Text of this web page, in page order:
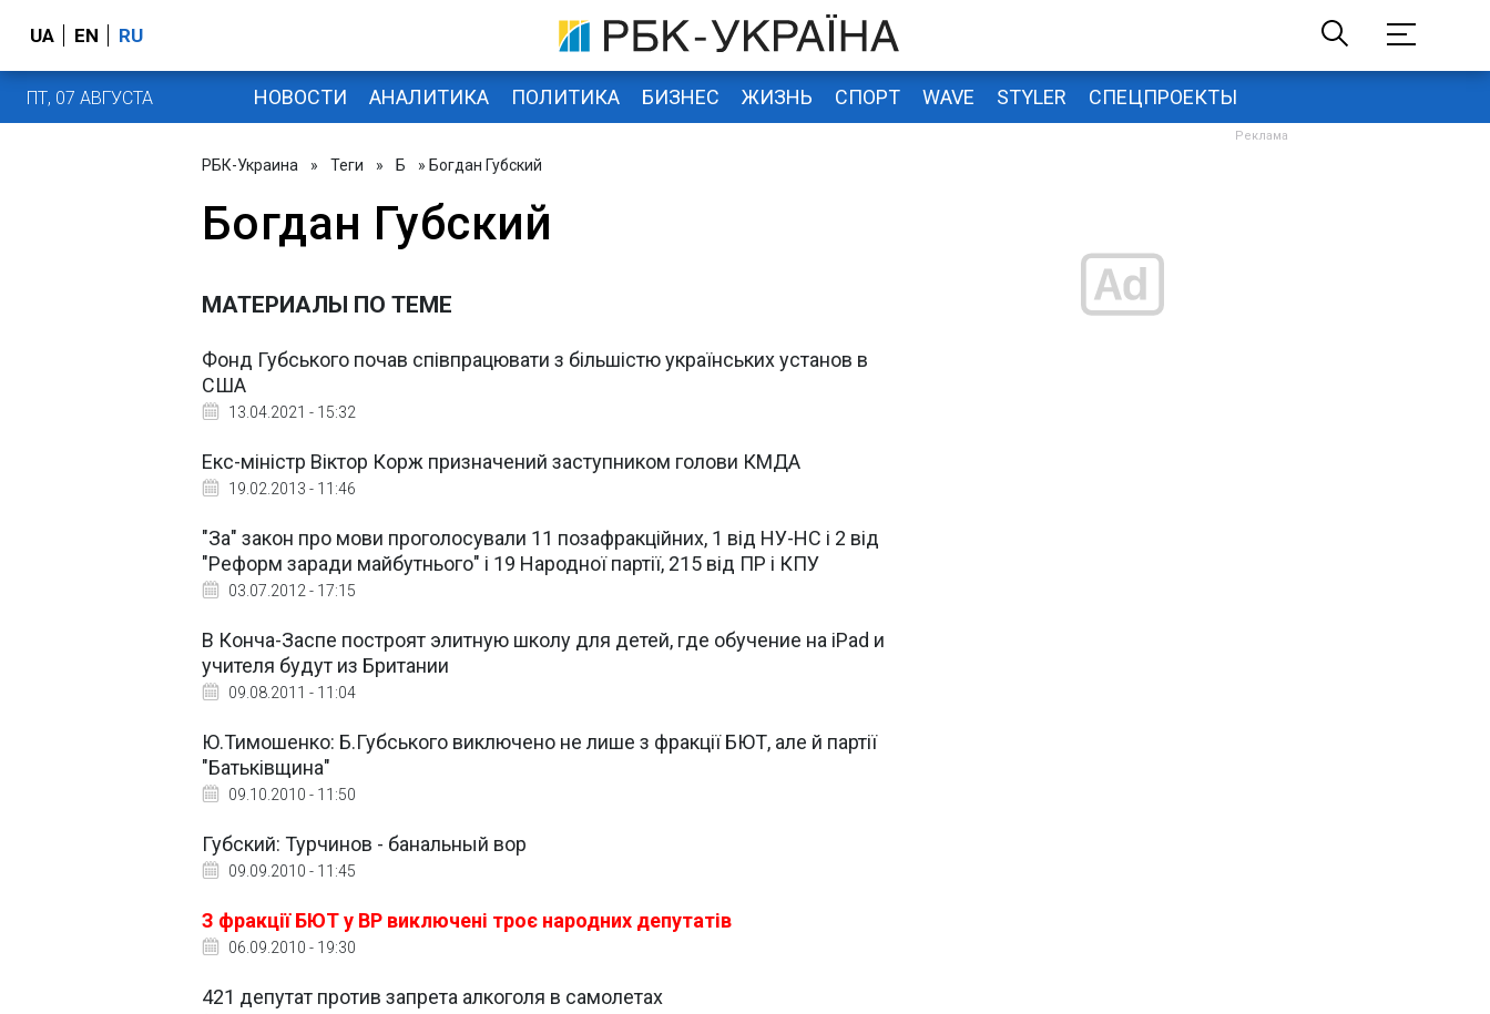
UA EN RU
ПТ, 07 АВГУСТА НОВОСТИ АНАЛИТИКА ПОЛИТИКА БИЗНЕС ЖИЗНЬ СПОРТ WAVE STYLER СПЕЦПРОЕКТЫ
РБК-Украина » Теги » Б » Богдан Губский
Богдан Губский
МАТЕРИАЛЫ ПО ТЕМЕ
Фонд Губського почав співпрацювати з більшістю українських установ в
США
13.04.2021 - 15:32
Екс-міністр Віктор Корж призначений заступником голови КМДА
19.02.2013 - 11:46
"За" закон про мови проголосували 11 позафракційних, 1 від НУ-НС і 2 від
"Реформ заради майбутнього" і 19 Народної партії, 215 від ПР і КПУ
03.07.2012 - 17:15
В Конча-Заспе построят элитную школу для детей, где обучение на iPad и
учителя будут из Британии
09.08.2011 - 11:04
Ю.Тимошенко: Б.Губського виключено не лише з фракції БЮТ, але й партії
"Батьківщина"
09.10.2010 - 11:50
Губский: Турчинов - банальный вор
09.09.2010 - 11:45
З фракції БЮТ у ВР виключені троє народних депутатів
06.09.2010 - 19:30
421 депутат против запрета алкоголя в самолетах